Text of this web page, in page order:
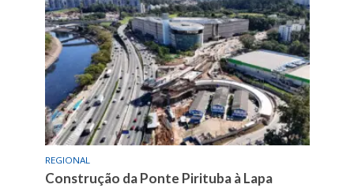
REGIONAL
Construção da Ponte Pirituba à Lapa